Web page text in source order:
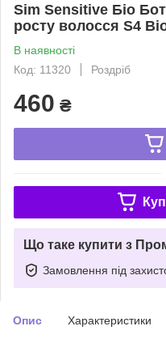
Sim Sensitive Біо
росту волосся S4
В наявності
Код: 11320
Роздріб
460 ₴
Що таке купити з
Замовлення під
Опис Характеристики